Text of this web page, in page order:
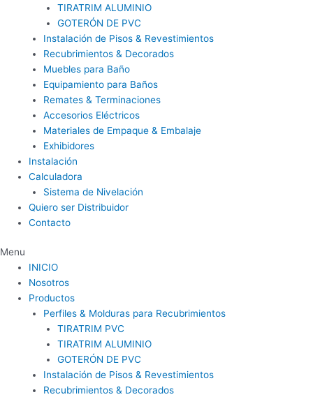
TIRATRIM ALUMINIO
GOTERÓN DE PVC
Instalación de Pisos & Revestimientos
Recubrimientos & Decorados
Muebles para Baño
Equipamiento para Baños
Remates & Terminaciones
Accesorios Eléctricos
Materiales de Empaque & Embalaje
Exhibidores
Instalación
Calculadora
Sistema de Nivelación
Quiero ser Distribuidor
Contacto
Menu
INICIO
Nosotros
Productos
Perfiles & Molduras para Recubrimientos
TIRATRIM PVC
TIRATRIM ALUMINIO
GOTERÓN DE PVC
Instalación de Pisos & Revestimientos
Recubrimientos & Decorados